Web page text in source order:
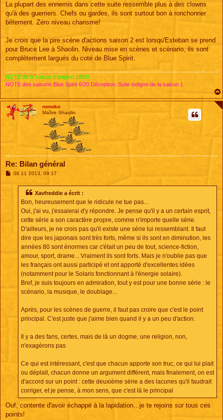
La plupart des ennemis dans cette suite ressemble plus à des clowns
qu'à des guerriers. Chefs ou gardes, ils sont surtout bon à ronchonner
bêtement. Zéro niveau charisme!
Je crois que la pire scène d'actions saison 2 est lorsqu'Esteban se prend
pour Bruce Lee à Shaolin. Niveau mise en scènes et scénario, ils sont
complètement largués du coté de Blue Spirit.
NOTE de la saison d'origine: 18/20
NOTE des saisons Blue Spirit 6/20 Déception. Suite indigne de la saison 1
nonoko
Maître Shaolin
Re: Bilan général
M06 11 2013, 09:17
Xavfreddie a écrit :
Bon, heureusement que le ridicule ne tue pas...
Oui, j'ai vu, j'essaierai d'y répondre. Je pense qu'il y a un certain esprit,
cette série a son caractère propre, comme n'importe quelle série.
D'ailleurs, je ne crois pas qu'il existe une série lui ressemblant. Il faut
dire que les japonais sont très forts, même si ils sont en diminution, les
années 80 sont énormes car c'était un peu de tout, science-fiction,
amour, sport, drame... Vraiment ils sont forts. Mais je n'oublie pas que
les français ont aussi participé et ont apporté d'excellentes idées
(notamment pour le Solaris fonctionnant à l'énergie solaire).
Bref, je suis toujours en admiration, tout y est pour une bonne série : le
scénario, la musique, le doublage...
Après, pour les scènes de guerre, il faut pas croire que c'est le point
principal. C'est juste que j'aime bien quand il y a un peu d'action.
Il y a des fans, certes, mais de là un dogme, une religion, non,
n'exagérons pas
Ce qui est intéressant, c'est que chacun apporte son truc, ce qui lui plait
ou déplait, chacun donne un argument différent, mais finalement, on est
d'accord sur un point : cette deuxième série a des lacunes qu'il faudrait
corriger, et je pense, à mon sens, que c'est là le principal
Ouf, contente d'avoir échappé à la lapidation...je te rejoins sur tous ces
points!